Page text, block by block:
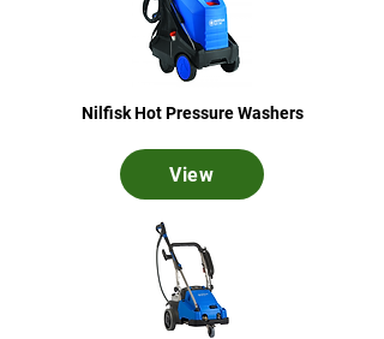
Nilfisk Hot Pressure Washers
View